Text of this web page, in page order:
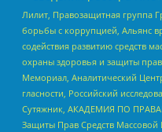
Лилит, Правозащитная группа
борьбы с коррупцией, Альянс
содействия развитию средств
охраны здоровья и защиты
Мемориал, Аналитический
гласности, Российский
Сутяжник, АКАДЕМИЯ ПО ПРАВАМ
Защиты Прав Средств Массовой